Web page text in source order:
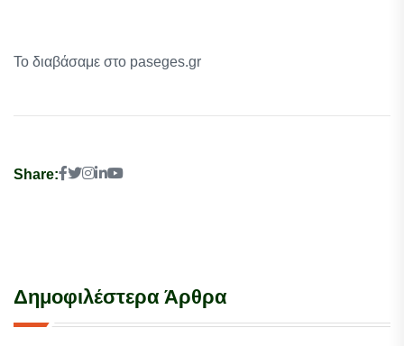
Το διαβάσαμε στο paseges.gr
Share:
Δημοφιλέστερα Άρθρα